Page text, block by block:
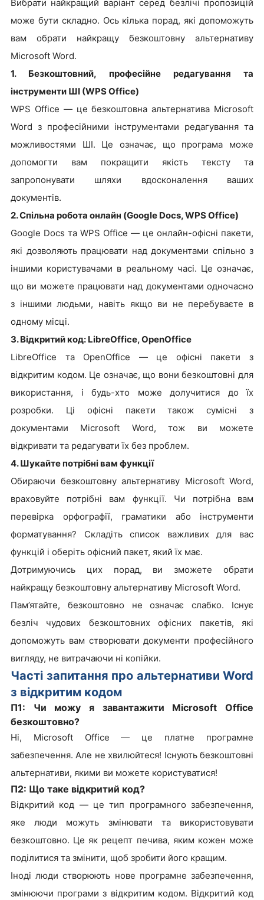
Вибрати найкращий варіант серед безлічі пропозицій
може бути складно. Ось кілька порад, які допоможуть
вам обрати найкращу безкоштовну альтернативу
Microsoft Word.
1. Безкоштовний, професійне редагування та
інструменти ШІ (WPS Office)
WPS Office — це безкоштовна альтернатива Microsoft
Word з професійними інструментами редагування та
можливостями ШІ. Це означає, що програма може
допомогти вам покращити якість тексту та
запропонувати шляхи вдосконалення ваших
документів.
2. Спільна робота онлайн (Google Docs, WPS Office)
Google Docs та WPS Office — це онлайн-офісні пакети,
які дозволяють працювати над документами спільно з
іншими користувачами в реальному часі. Це означає,
що ви можете працювати над документами одночасно
з іншими людьми, навіть якщо ви не перебуваєте в
одному місці.
3. Відкритий код: LibreOffice, OpenOffice
LibreOffice та OpenOffice — це офісні пакети з
відкритим кодом. Це означає, що вони безкоштовні для
використання, і будь-хто може долучитися до їх
розробки. Ці офісні пакети також сумісні з
документами Microsoft Word, тож ви можете
відкривати та редагувати їх без проблем.
4. Шукайте потрібні вам функції
Обираючи безкоштовну альтернативу Microsoft Word,
враховуйте потрібні вам функції. Чи потрібна вам
перевірка орфографії, граматики або інструменти
форматування? Складіть список важливих для вас
функцій і оберіть офісний пакет, який їх має.
Дотримуючись цих порад, ви зможете обрати
найкращу безкоштовну альтернативу Microsoft Word.
Пам’ятайте, безкоштовно не означає слабко. Існує
безліч чудових безкоштовних офісних пакетів, які
допоможуть вам створювати документи професійного
вигляду, не витрачаючи ні копійки.
Часті запитання про альтернативи Word
з відкритим кодом
П1: Чи можу я завантажити Microsoft Office
безкоштовно?
Ні, Microsoft Office — це платне програмне
забезпечення. Але не хвилюйтеся! Існують безкоштовні
альтернативи, якими ви можете користуватися!
П2: Що таке відкритий код?
Відкритий код — це тип програмного забезпечення,
яке люди можуть змінювати та використовувати
безкоштовно. Це як рецепт печива, яким кожен може
поділитися та змінити, щоб зробити його кращим.
Іноді люди створюють нове програмне забезпечення,
змінюючи програми з відкритим кодом. Відкритий код